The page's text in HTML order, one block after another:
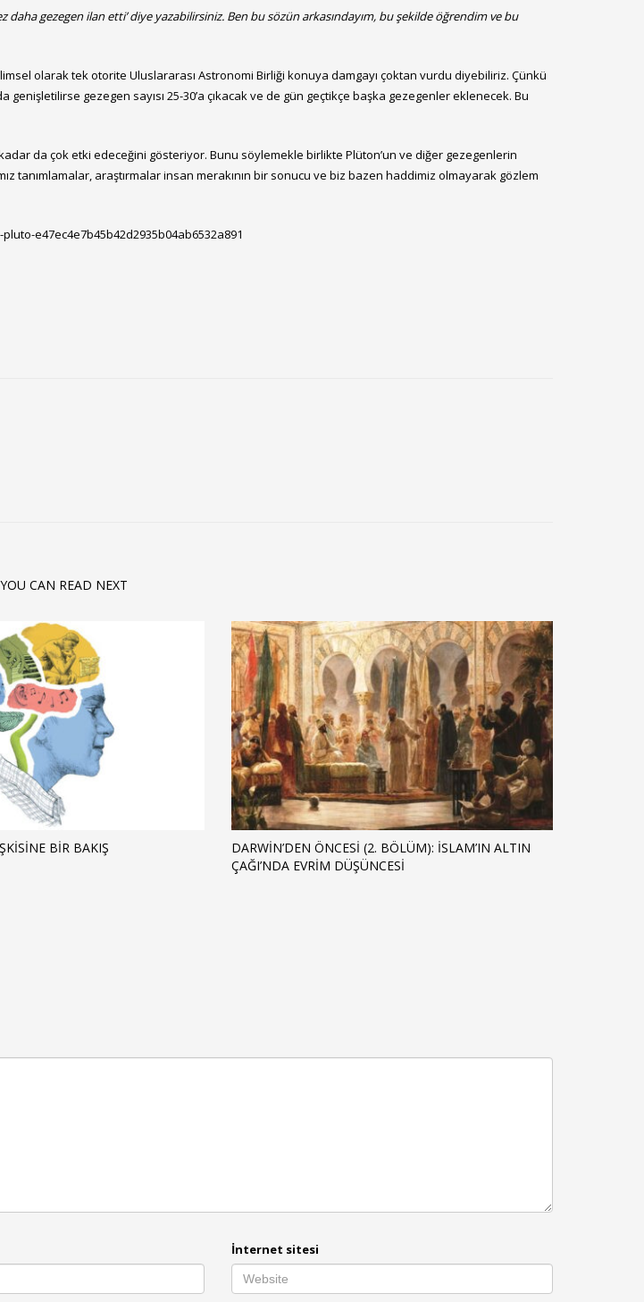
gezegen ilan etti’ diye yazabilirsiniz. Ben bu sözün arkasındayım, bu şekilde öğrendim ve bu
olarak tek otorite Uluslararası Astronomi Birliği konuya damgayı çoktan vurdu diyebiliriz. Çünkü
gezegen sayısı 25-30’a çıkacak ve de gün geçtikçe başka gezegenler eklenecek. Bu
da çok etki edeceğini gösteriyor. Bunu söylemekle birlikte Plüton’un ve diğer gezegenlerin
tanımlamalar, araştırmalar insan merakının bir sonucu ve biz bazen haddimiz olmayarak gözlem
e47ec4e7b45b42d2935b04ab6532a891
CAN READ NEXT
BIR BAKIŞ
DARWIN’DEN ÖNCESI (2. BÖLÜM): İSLAM’IN ALTIN
ÇAĞI’NDA EVRIM DÜŞÜNCESI
İnternet sitesi